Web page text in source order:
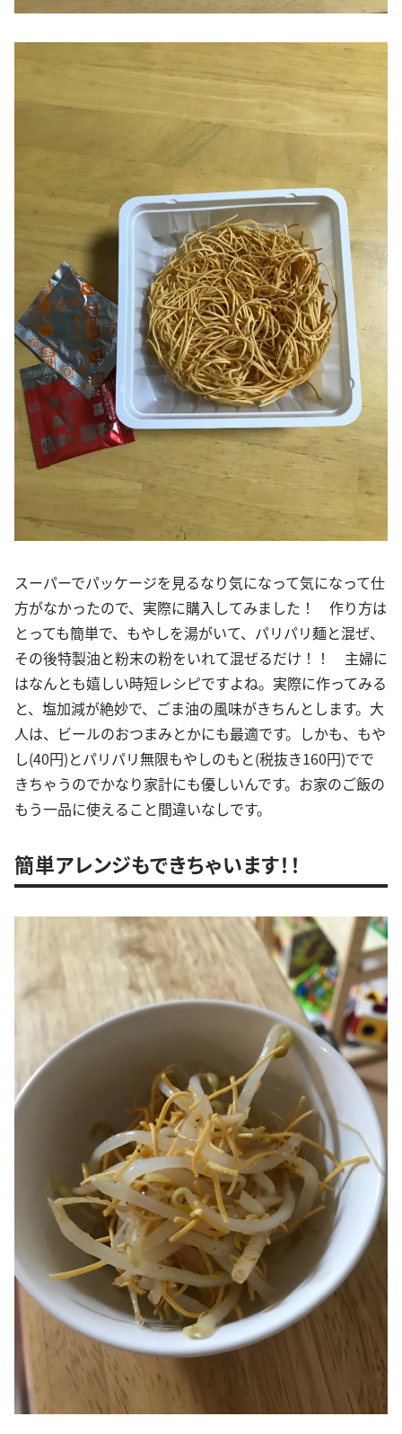
スーパーでパッケージを見るなり気になって気になって仕
方がなかったので、実際に購入してみました！ 作り方は
とっても簡単で、もやしを湯がいて、パリパリ麺と混ぜ、
その後特製油と粉末の粉をいれて混ぜるだけ！！ 主婦に
はなんとも嬉しい時短レシピですよね。実際に作ってみる
と、塩加減が絶妙で、ごま油の風味がきちんとします。大
人は、ビールのおつまみとかにも最適です。しかも、もや
し(40円)とパリパリ無限もやしのもと(税抜き160円)でで
きちゃうのでかなり家計にも優しいんです。お家のご飯の
もう一品に使えること間違いなしです。
簡単アレンジもできちゃいます！！